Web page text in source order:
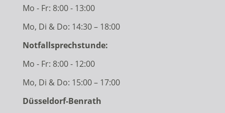
Mo - Fr: 8:00 - 13:00
Mo, Di & Do: 14:30 – 18:00
Notfallsprechstunde:
Mo - Fr: 8:00 - 12:00
Mo, Di & Do: 15:00 – 17:00
Düsseldorf-Benrath